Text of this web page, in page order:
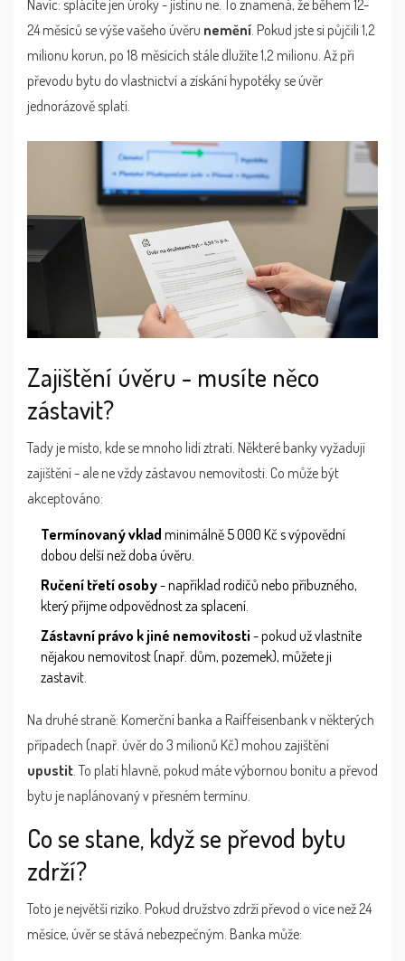
Navíc: splácíte jen úroky - jistinu ne. To znamená, že během 12-
24 měsíců se výše vašeho úvěru nemění. Pokud jste si půjčili 1,2
milionu korun, po 18 měsících stále dlužíte 1,2 milionu. Až při
převodu bytu do vlastnictví a získání hypotéky se úvěr
jednorázově splatí.
Zajištění úvěru - musíte něco
zástavit?
Tady je místo, kde se mnoho lidí ztratí. Některé banky vyžadují
zajištění - ale ne vždy zástavou nemovitosti. Co může být
akceptováno:
Termínovaný vklad minimálně 5 000 Kč s výpovědní
dobou delší než doba úvěru.
Ručení třetí osoby- například rodičů nebo příbuzného,
který přijme odpovědnost za splacení.
Zástavní právo k jiné nemovitosti - pokud už vlastníte
nějakou nemovitost (např. dům, pozemek), můžete ji
zastavit.
Na druhé straně: Komerční banka a Raiffeisenbank v některých
případech (např. úvěr do 3 milionů Kč) mohou zajištění
upustit. To platí hlavně, pokud máte výbornou bonitu a převod
bytu je naplánovaný v přesném termínu.
Co se stane, když se převod bytu
zdrží?
Toto je největší riziko. Pokud družstvo zdrží převod o více než 24
měsíce, úvěr se stává nebezpečným. Banka může: